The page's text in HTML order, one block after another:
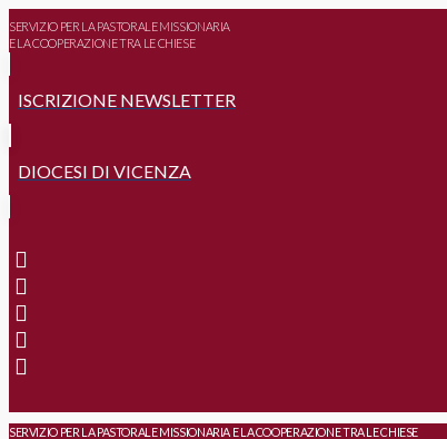
SERVIZIO PER LA PASTORALE MISSIONARIA
E LA COOPERAZIONE TRA LE CHIESE
ISCRIZIONE NEWSLETTER
DIOCESI DI VICENZA
SERVIZIO PER LA PASTORALE MISSIONARIA E LA COOPERAZIONE TRA LE CHIESE